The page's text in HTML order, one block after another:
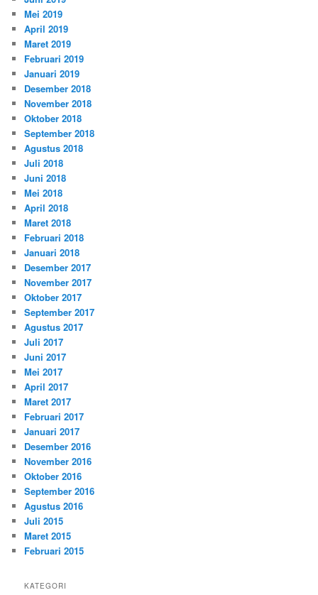
Mei 2019
April 2019
Maret 2019
Februari 2019
Januari 2019
Desember 2018
November 2018
Oktober 2018
September 2018
Agustus 2018
Juli 2018
Juni 2018
Mei 2018
April 2018
Maret 2018
Februari 2018
Januari 2018
Desember 2017
November 2017
Oktober 2017
September 2017
Agustus 2017
Juli 2017
Juni 2017
Mei 2017
April 2017
Maret 2017
Februari 2017
Januari 2017
Desember 2016
November 2016
Oktober 2016
September 2016
Agustus 2016
Juli 2015
Maret 2015
Februari 2015
KATEGORI